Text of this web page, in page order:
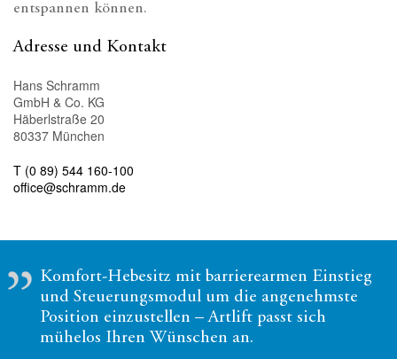
entspannen können.
Adresse und Kontakt
Hans Schramm
GmbH & Co. KG
Häberlstraße 20
80337 München
T (0 89) 544 160-100
office@schramm.de
Komfort-Hebesitz mit barrierearmen Einstieg
und Steuerungsmodul um die angenehmste
Position einzustellen – Artlift passt sich
mühelos Ihren Wünschen an.